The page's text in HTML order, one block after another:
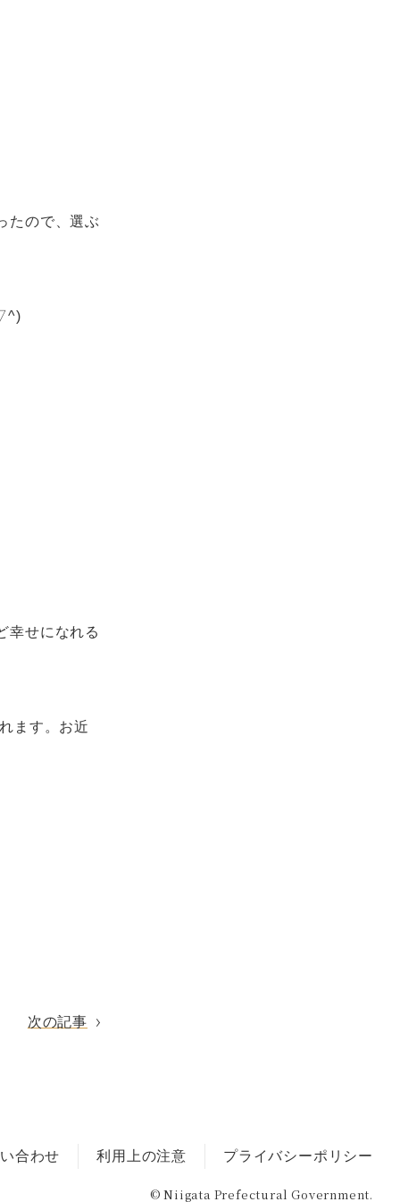
たので、選ぶ
幸せになれる
ます。お近
次の記事
合わせ 利用上の注意 プライバシーポリシー
© Niigata Prefectural Government.